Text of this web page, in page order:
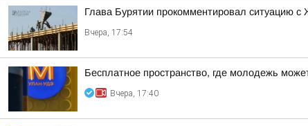
Глава Бурятии прокомментировал ситуацию
Вчера, 17:54
Бесплатное пространство, где молодежь
Вчера, 17:40